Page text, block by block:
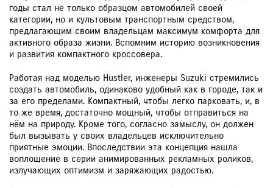
годы стал не только образцом автомобилей своей
категории, но и культовым транспортным средством,
предлагающим своим владельцам максимум комфорта для
активного образа жизни. Вспомним историю возникновения
и развития компактного кроссовера.
Работая над моделью Hustler, инженеры Suzuki стремились
создать автомобиль, одинаково удобный как в городе, так и
за его пределами. Компактный, чтобы легко парковать, и, в
то же время, достаточно мощный, чтобы отправиться на
нём на природу. Кроме того, согласно замыслу, он должен
был вызывать у своих владельцев исключительно
приятные эмоции. Впоследствии эта концепция нашла
воплощение в серии анимированных рекламных роликов,
излучающих оптимизм и заряжающих радостью.